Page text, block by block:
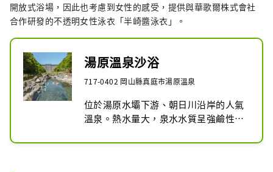
開放式浴場，因此也考慮到女性的感受，提供與華歌爾株式會社
合作研發的不透明女性泳衣「半崎醬泳衣」。
湯原溫泉沙浴
717-0402 岡山縣真庭市湯原溫泉
位於湯原水壩下游、朝日川沿岸的人氣
溫泉。熱水量大，泉水水質呈強鹼性，
湯，這是一個由河床湧出的溫泉製成的